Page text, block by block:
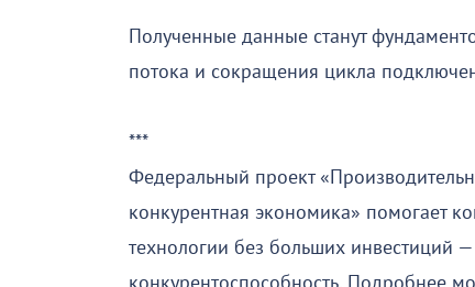
Полученные данные станут
потока и сокращения цикла
***
Федеральный проект
конкурентная экономика» помогает
технологии без больших инвестиций